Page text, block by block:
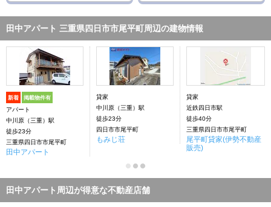
田中アパート 三重県四日市市尾平町周辺の建物情報
新着 掲載物件有
アパート
中川原（三重）駅
徒歩23分
三重県四日市市尾平町
田中アパート
貸家
中川原（三重）駅
徒歩23分
四日市市尾平町
もみじ荘
貸家
近鉄四日市駅
徒歩40分
三重県四日市市尾平町
尾平町貸家(伊勢不動産
販売)
田中アパート周辺が得意な不動産店舗